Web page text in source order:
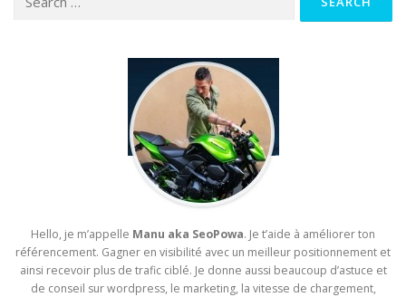
Hello, je m’appelle Manu aka SeoPowa. Je t’aide à améliorer ton
référencement. Gagner en visibilité avec un meilleur positionnement et
ainsi recevoir plus de trafic ciblé. Je donne aussi beaucoup d’astuce et
de conseil sur wordpress, le marketing, la vitesse de chargement,